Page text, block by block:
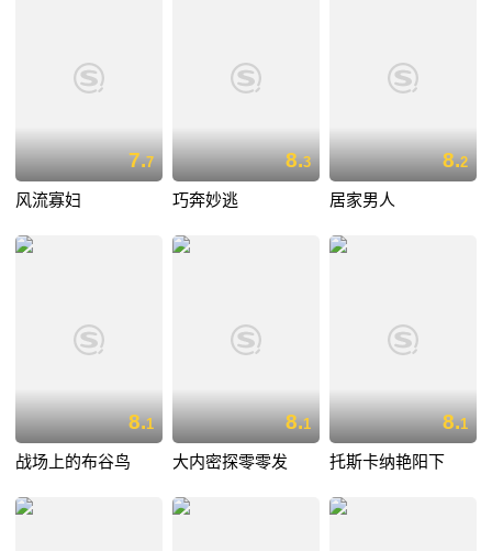
7.7
风流寡妇
8.3
巧奔妙逃
8.2
居家男人
8.1
战场上的布谷鸟
8.1
大内密探零零发
8.1
托斯卡纳艳阳下